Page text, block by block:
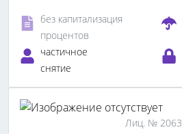
без капитализация
процентов
частичное
снятие
Лиц. № 2063